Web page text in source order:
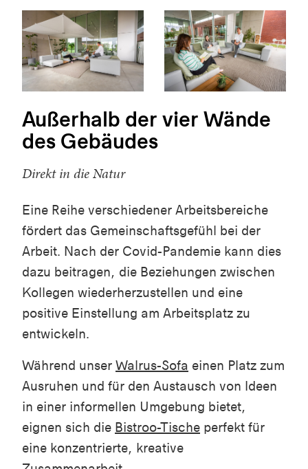
Außerhalb der vier Wände
des Gebäudes
Direkt in die Natur
Eine Reihe verschiedener Arbeitsbereiche
fördert das Gemeinschaftsgefühl bei der
Arbeit. Nach der Covid-Pandemie kann dies
dazu beitragen, die Beziehungen zwischen
Kollegen wiederherzustellen und eine
positive Einstellung am Arbeitsplatz zu
entwickeln.
Während unser Walrus-Sofa einen Platz zum
Ausruhen und für den Austausch von Ideen
in einer informellen Umgebung bietet,
eignen sich die Bistroo-Tische perfekt für
eine konzentrierte, kreative